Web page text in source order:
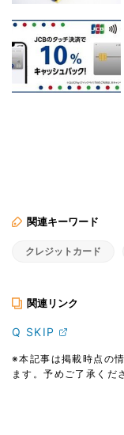
関連キーワード
クレジットカード
関連リンク
Q SKIP
※本記事は掲載時点の
ます。予めご了承くだ